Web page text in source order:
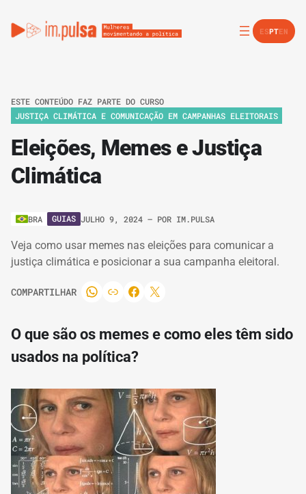
ESPTEN
ESTE CONTEÚDO FAZ PARTE DO CURSO
JUSTIÇA CLIMÁTICA E COMUNICAÇÃO EM CAMPANHAS ELEITORAIS
Eleições, Memes e Justiça
Climática
BRA GUIAS JULHO 9, 2024 – POR IM.PULSA
Veja como usar memes nas eleições para comunicar a
justiça climática e posicionar a sua campanha eleitoral.
COMPARTILHAR
O que são os memes e como eles têm sido
usados na política?